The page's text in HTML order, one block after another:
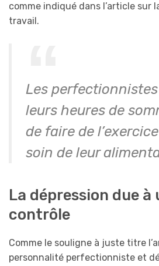
comme indiqué dans l’article sur
travail.
Les
leurs heures de
de faire de
soin de leur
La dépression due à
contrôle
Comme le souligne à juste titre
personnalité perfectionniste et